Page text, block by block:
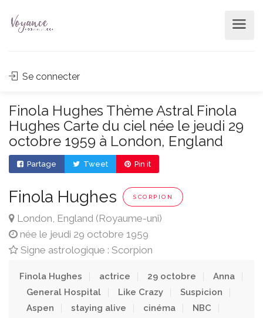
Se connecter
Finola Hughes Thème Astral Finola
Hughes Carte du ciel née le jeudi 29
octobre 1959 à London, England
Partage Tweet Pin it
Finola Hughes SCORPION
London, England (Royaume-uni)
née le jeudi 29 octobre 1959
Signe astrologique : Scorpion
Finola Hughes actrice 29 octobre
Anna
General Hospital
Like Crazy
Suspicion
Aspen
staying alive cinéma
NBC